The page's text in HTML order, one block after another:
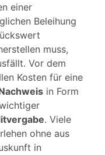
einer
Beleihung
muss,
Vor dem
Kosten für eine
in Form
. Viele
ohne aus
in